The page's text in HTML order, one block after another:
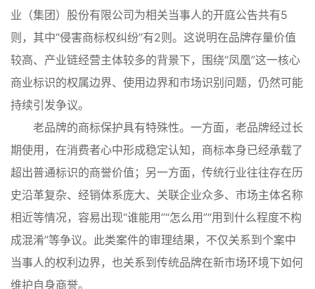
业（集团）股份有限公司为相关当事人的开庭公告共有5
则，其中“侵害商标权纠纷”有2则。这说明在品牌存量价值
较高、产业链经营主体较多的背景下，围绕“凤凰”这一核心
商业标识的权属边界、使用边界和市场识别问题，仍然可能
持续引发争议。
老品牌的商标保护具有特殊性。一方面，老品牌经过长
期使用，在消费者心中形成稳定认知，商标本身已经承载了
超出普通标识的商誉价值；另一方面，传统行业往往存在历
史沿革复杂、经销体系庞大、关联企业众多、市场主体名称
相近等情况，容易出现“谁能用”“怎么用”“用到什么程度不构
成混淆”等争议。此类案件的审理结果，不仅关系到个案中
当事人的权利边界，也关系到传统品牌在新市场环境下如何
维护自身商誉。